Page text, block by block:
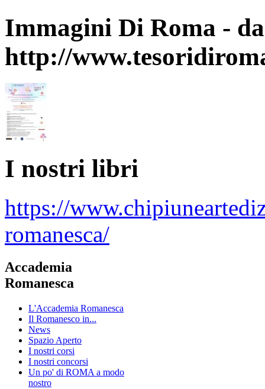
Immagini Di Roma -
http://
I nostri libri
https://
romanesca/
Accademia
Romanesca
L'Accademia Romanesca
Il Romanesco in...
News
Spazio Aperto
I nostri corsi
I nostri concorsi
Un po' di ROMA a modo
nostro